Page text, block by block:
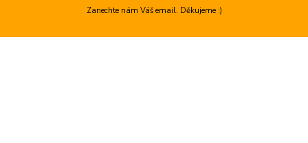
Zanechte nám Váš email. Děkujeme :)